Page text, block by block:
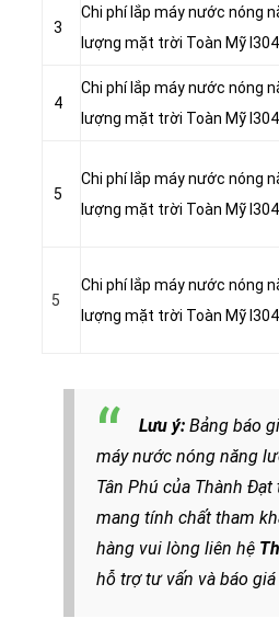
3
Chi phí lắp máy nước nóng
lượng mặt trời Toàn Mỹ
4
Chi phí lắp máy nước nóng
lượng mặt trời Toàn Mỹ
5
Chi phí lắp máy nước nóng
lượng mặt trời Toàn Mỹ
5
Chi phí lắp máy nước nóng
lượng mặt trời Toàn Mỹ
Lưu ý: Bảng báo
máy nước nóng năng
Tân Phú của Thành Đạt
mang tính chất tham
hàng vui lòng liên hệ
hỗ trợ tư vấn và báo